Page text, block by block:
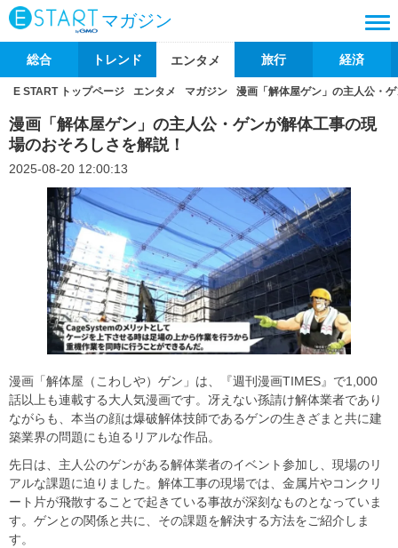
マガジン
総合 トレンド エンタメ 旅行 経済
E START トップページ エンタメ マガジン 漫画「解体屋ゲン」の主人公・
漫画「解体屋ゲン」の主人公・ゲンが解体工事の現
場のおそろしさを解説！
2025-08-20 12:00:13
漫画「解体屋（こわしや）ゲン」は、『週刊漫画TIMES』で1,000
話以上も連載する大人気漫画です。冴えない孫請け解体業者であり
ながらも、本当の顔は爆破解体技師であるゲンの生きざまと共に建
築業界の問題にも迫るリアルな作品。
先日は、主人公のゲンがある解体業者のイベント参加し、現場のリ
アルな課題に迫りました。解体工事の現場では、金属片やコンクリ
ート片が飛散することで起きている事故が深刻なものとなっていま
す。ゲンとの関係と共に、その課題を解決する方法をご紹介しま
す。